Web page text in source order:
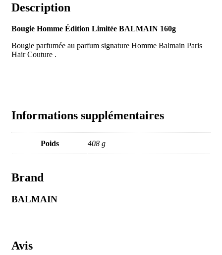
Description
Bougie Homme Édition Limitée BALMAIN 160g
Bougie parfumée au parfum signature Homme Balmain Paris
Hair Couture .
Informations supplémentaires
Poids 408 g
Brand
BALMAIN
Avis